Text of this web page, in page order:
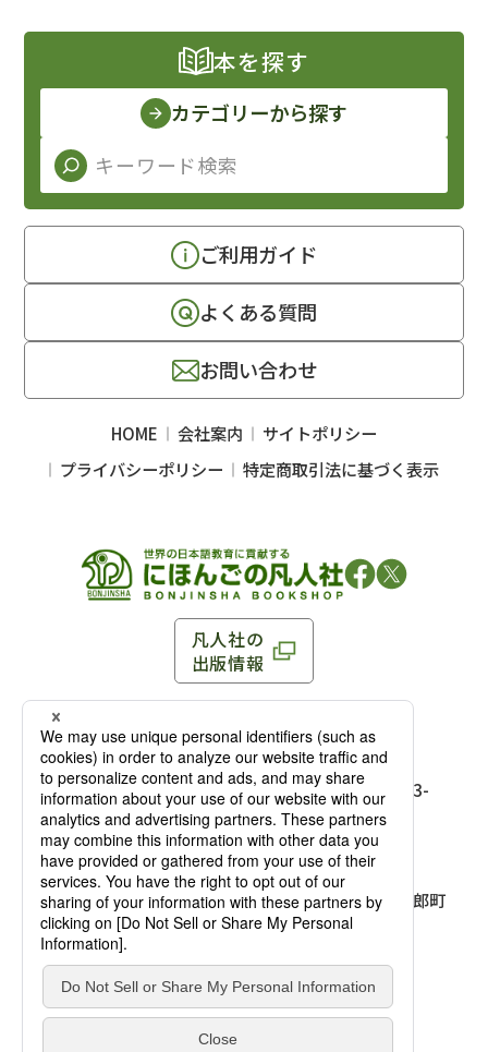
凡人社の
出版情報
〒102-0093 東京都千代田区平河町 1-3-13 8F
TEL：03-3263-3959／FAX：03-3263-3116
麹町店
〒102-0093 東京都千代田区平河町1-3-
13 8F［アクセス］
TEL：03-3239-8673／FAX：03-3263-
3116
大阪店
〒541-0056 大阪府大阪市中央区久太郎町
4-2-10
大西ビルディング 1階［
TEL：06-4256-2684／FAX：03-6733-
7887
本を探す
カテゴリーから探す
ご利用ガイド
よくある質問
お問い合わせ
HOME 会社案内
サイトポリシー
プライバシーポリシー
特定商取引法に基づく表示